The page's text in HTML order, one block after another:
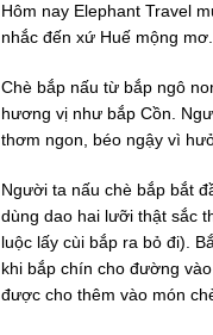
Hôm nay Elephant Travel
nhắc đến xứ Huế mộng mơ.
Chè bắp nấu từ bắp ngô
hương vị như bắp Cồn.
thơm ngon, béo ngậy vì
Người ta nấu chè bắp bắt
dùng dao hai lưỡi thật sắc
luộc lấy cùi bắp ra bỏ đi).
khi bắp chín cho đường
được cho thêm vào món